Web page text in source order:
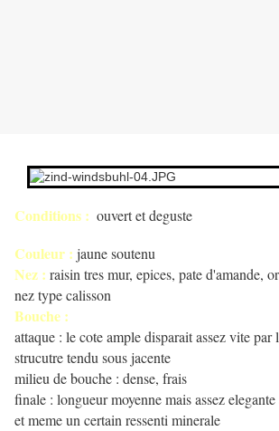
Conditions : ouvert et deguste
Couleur : jaune soutenu
Nez : raisin tres mur, epices, pate d'amande,
nez type calisson
Bouche :
attaque : le cote ample disparait assez vite par
strucutre tendu sous jacente
milieu de bouche : dense, frais
finale : longueur moyenne mais assez
et meme un certain ressenti minerale